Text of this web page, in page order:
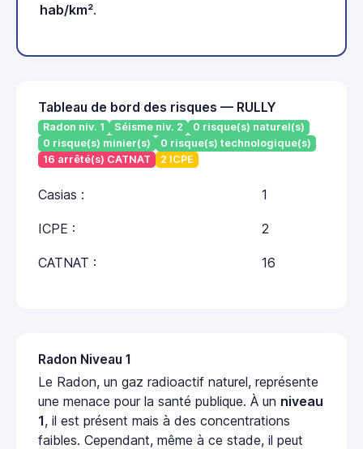
hab/km².
Tableau de bord des risques — RULLY
Radon niv. 1 Séisme niv. 2
0 risque(s) naturel(s)
0 risque(s) minier(s)
0 risque(s) technologique(s)
16 arrêté(s) CATNAT
2 ICPE
Casias : 1
ICPE : 2
CATNAT : 16
Radon Niveau 1
Le Radon, un gaz radioactif naturel, représente
une menace pour la santé publique. À un niveau
1, il est présent mais à des concentrations
faibles. Cependant, même à ce stade, il peut